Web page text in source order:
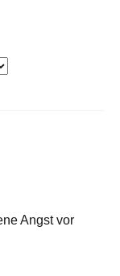
Angst vor